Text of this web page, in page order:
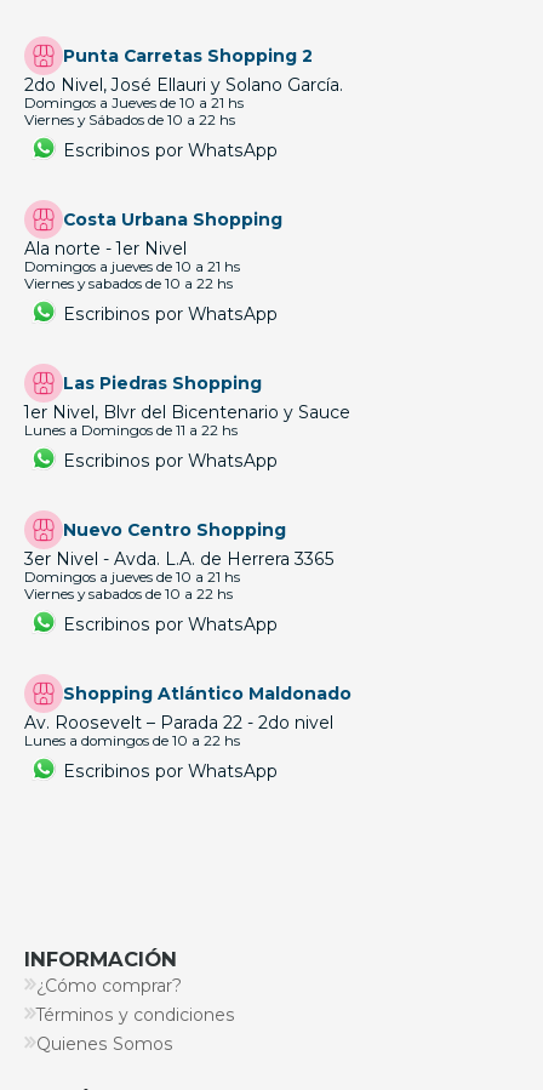
Punta Carretas Shopping 2
2do Nivel, José Ellauri y Solano García.
Domingos a Jueves de 10 a 21 hs
Viernes y Sábados de 10 a 22 hs
Escribinos por WhatsApp
Costa Urbana Shopping
Ala norte - 1er Nivel
Domingos a jueves de 10 a 21 hs
Viernes y sabados de 10 a 22 hs
Escribinos por WhatsApp
Las Piedras Shopping
1er Nivel, Blvr del Bicentenario y Sauce
Lunes a Domingos de 11 a 22 hs
Escribinos por WhatsApp
Nuevo Centro Shopping
3er Nivel - Avda. L.A. de Herrera 3365
Domingos a jueves de 10 a 21 hs
Viernes y sabados de 10 a 22 hs
Escribinos por WhatsApp
Shopping Atlántico Maldonado
Av. Roosevelt – Parada 22 - 2do nivel
Lunes a domingos de 10 a 22 hs
Escribinos por WhatsApp
INFORMACIÓN
¿Cómo comprar?
Términos y condiciones
Quienes Somos